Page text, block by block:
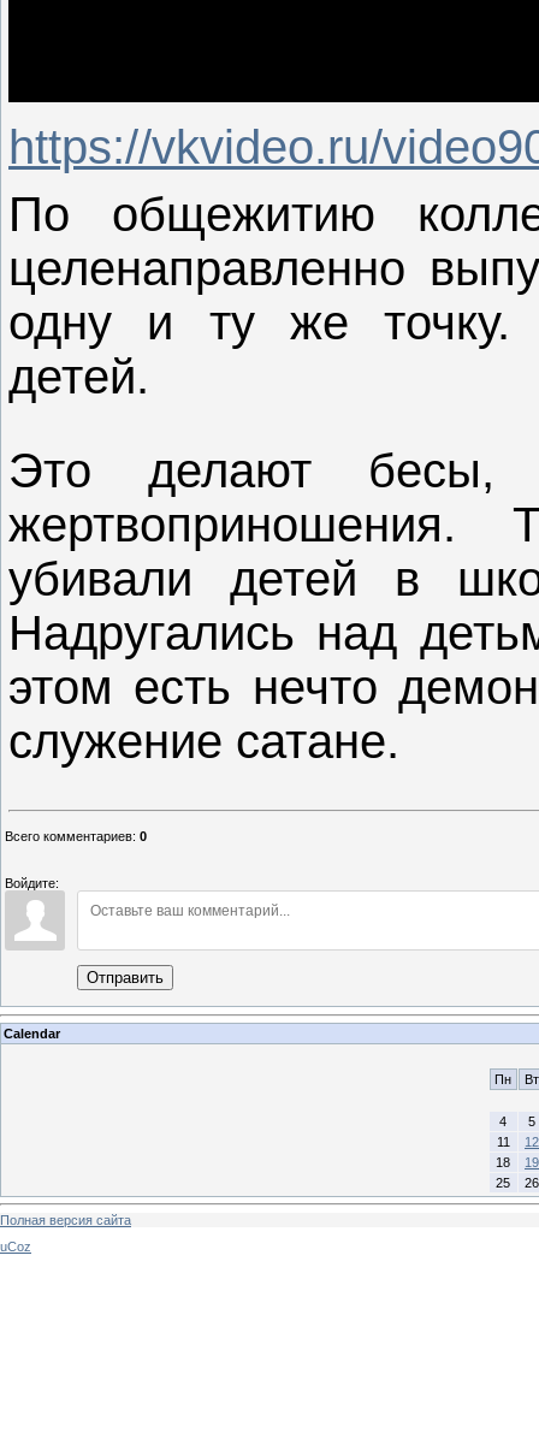
https://vkvideo.ru/
По общежитию
целенаправленно
одну и ту же точку.
детей.
Это делают бесы,
убивали детей в
Надругались над
этом есть нечто
служение сатане.
Всего комментариев: 0
Войдите:
Отправить
Calendar
Пн Вт
4
5
11
12
18
19
25
26
Полная версия сайта
uCoz